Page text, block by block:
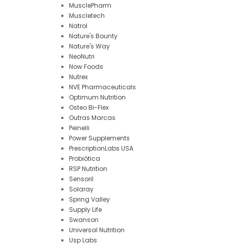
MusclePharm
Muscletech
Natrol
Nature's Bounty
Nature's Way
NeoNutri
Now Foods
Nutrex
NVE Pharmaceuticals
Optimum Nutrition
Osteo Bi-Flex
Outras Marcas
Peineili
Power Supplements
PrescriptionLabs USA
Probiótica
RSP Nutrition
Sensoril
Solaray
Spring Valley
Supply Life
Swanson
Universal Nutrition
Usp Labs